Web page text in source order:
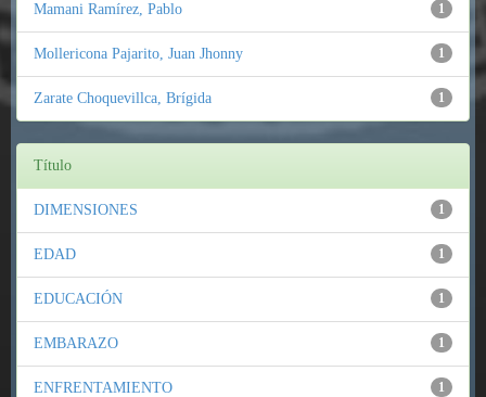
1
Mamani Ramírez, Pablo
1
Mollericona Pajarito, Juan Jhonny
1
Zarate Choquevillca, Brígida
Título
1
DIMENSIONES
1
EDAD
1
EDUCACIÓN
1
EMBARAZO
1
ENFRENTAMIENTO